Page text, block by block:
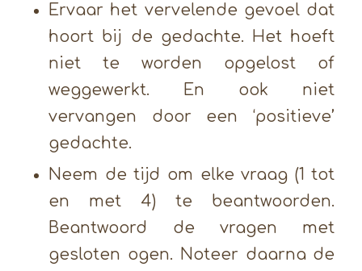
Ervaar het vervelende gevoel dat
hoort bij de gedachte. Het hoeft
niet te worden opgelost of
weggewerkt. En ook niet
vervangen door een ‘positieve’
gedachte.
Neem de tijd om elke vraag (1 tot
en met 4) te beantwoorden.
Beantwoord de vragen met
gesloten ogen. Noteer daarna de